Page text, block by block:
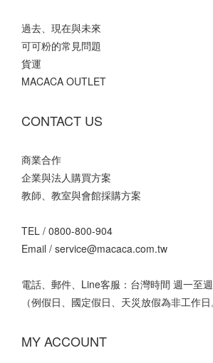
過去、現在與未來
可可粉的常見問題
貨運
MACACA OUTLET
CONTACT US
商業合作
企業與法人購買方案
教師、教室與會館採購方案
TEL / 0800-800-904
Email / service@macaca.com.tw
電話、郵件、Line客服：台灣時間 週一至
（例假日、國定假日、天災放假為非工作日
MY ACCOUNT